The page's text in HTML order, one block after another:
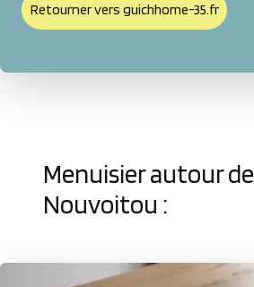
Retourner vers guichhome-35.fr
Menuisier autour de
Nouvoitou :